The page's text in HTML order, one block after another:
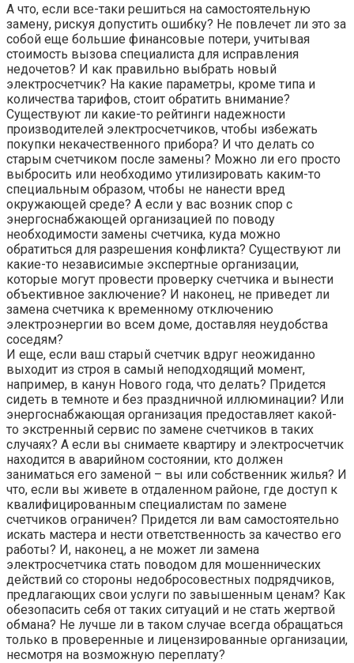
А что, если все-таки решиться на самостоятельную
замену, рискуя допустить ошибку? Не повлечет ли это за
собой еще большие финансовые потери, учитывая
стоимость вызова специалиста для исправления
недочетов? И как правильно выбрать новый
электросчетчик? На какие параметры, кроме типа и
количества тарифов, стоит обратить внимание?
Существуют ли какие-то рейтинги надежности
производителей электросчетчиков, чтобы избежать
покупки некачественного прибора? И что делать со
старым счетчиком после замены? Можно ли его просто
выбросить или необходимо утилизировать каким-то
специальным образом, чтобы не нанести вред
окружающей среде? А если у вас возник спор с
энергоснабжающей организацией по поводу
необходимости замены счетчика, куда можно
обратиться для разрешения конфликта? Существуют ли
какие-то независимые экспертные организации,
которые могут провести проверку счетчика и вынести
объективное заключение? И наконец, не приведет ли
замена счетчика к временному отключению
электроэнергии во всем доме, доставляя неудобства
соседям?
И еще, если ваш старый счетчик вдруг неожиданно
выходит из строя в самый неподходящий момент,
например, в канун Нового года, что делать? Придется
сидеть в темноте и без праздничной иллюминации? Или
энергоснабжающая организация предоставляет какой-
то экстренный сервис по замене счетчиков в таких
случаях? А если вы снимаете квартиру и электросчетчик
находится в аварийном состоянии, кто должен
заниматься его заменой – вы или собственник жилья? И
что, если вы живете в отдаленном районе, где доступ к
квалифицированным специалистам по замене
счетчиков ограничен? Придется ли вам самостоятельно
искать мастера и нести ответственность за качество его
работы? И, наконец, а не может ли замена
электросчетчика стать поводом для мошеннических
действий со стороны недобросовестных подрядчиков,
предлагающих свои услуги по завышенным ценам? Как
обезопасить себя от таких ситуаций и не стать жертвой
обмана? Не лучше ли в таком случае всегда обращаться
только в проверенные и лицензированные организации,
несмотря на возможную переплату?